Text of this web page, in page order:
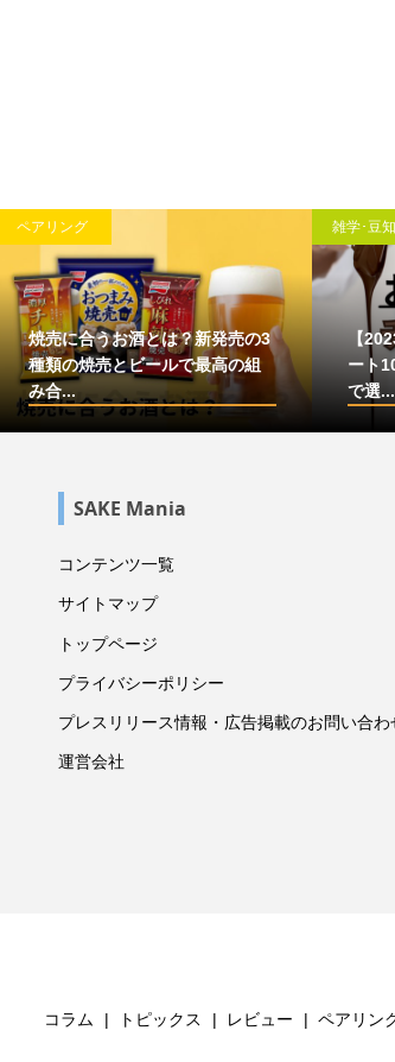
ペアリング
焼売に合うお酒とは？新発売の3
種類の焼売とビールで最高の組
み合...
雑学･豆
【
ート
で選...
SAKE Mania
コンテンツ一覧
サイトマップ
トップページ
プライバシーポリシー
プレスリリース情報・広告掲載のお問い合わ
運営会社
コラム トピックス レビュー ペアリン